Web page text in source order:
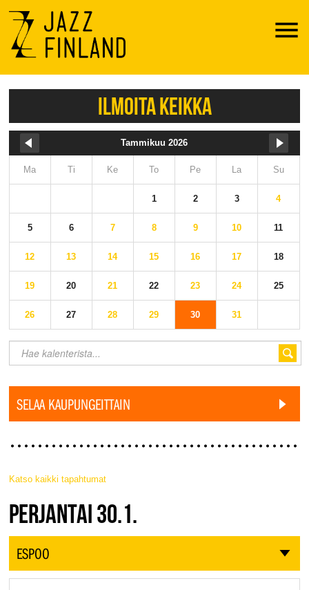
Menu
ILMOITA KEIKKA
Tammikuu 2026
Ma Ti Ke To Pe La Su
1 2 3 4
5 6 7 8 9 10 11
12 13 14 15 16 17 18
19 20 21 22 23 24 25
26 27 28 29 30 31
SELAA KAUPUNGEITTAIN
Katso kaikki tapahtumat
JAZZ FINLAND LIVE
PERJANTAI 30.1.
ESPOO